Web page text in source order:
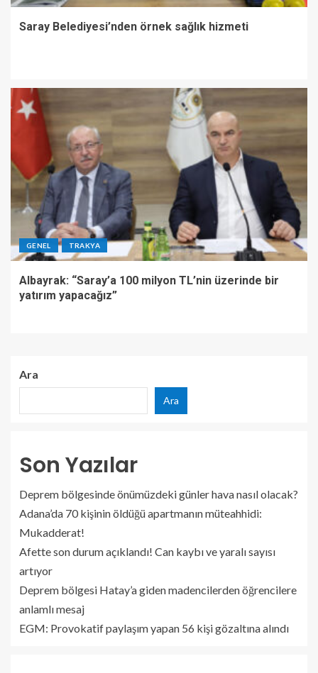
Saray Belediyesi’nden örnek sağlık hizmeti
GENEL TRAKYA
Albayrak: “Saray’a 100 milyon TL’nin üzerinde bir
yatırım yapacağız”
Ara
Ara
Son Yazılar
Deprem bölgesinde önümüzdeki günler hava nasıl olacak?
Adana’da 70 kişinin öldüğü apartmanın müteahhidi:
Mukadderat!
Afette son durum açıklandı! Can kaybı ve yaralı sayısı
artıyor
Deprem bölgesi Hatay’a giden madencilerden öğrencilere
anlamlı mesaj
EGM: Provokatif paylaşım yapan 56 kişi gözaltına alındı